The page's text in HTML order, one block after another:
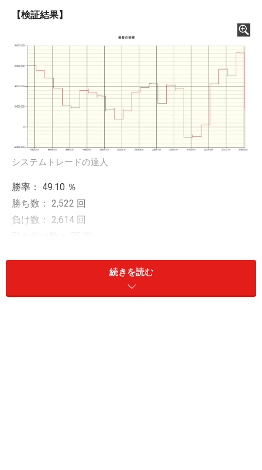
【検証結果】
システムトレードの達人
勝率： 49.10 ％
勝ち数： 2,522 回
負け数： 2,614 回
平均損益（円）： 332 円 平均損益（率）： 0.17 ％
平均利益（円）： 14,534 円 平均利益（率）： 7.27
続きを読む